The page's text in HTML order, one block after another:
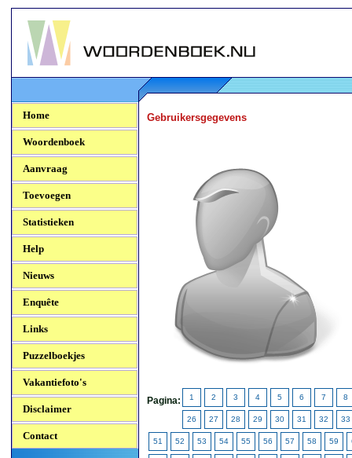
Woordenboek.NU
Home
Woordenboek
Aanvraag
Toevoegen
Statistieken
Help
Nieuws
Enquête
Links
Puzzelboekjes
Vakantiefoto's
Disclaimer
Contact
Gebruikersgegevens
Pagina: 1 2 3 4 5 6 7 8
26 27 28 29 30 31 32 33
51 52 53 54 55 56 57 58 59